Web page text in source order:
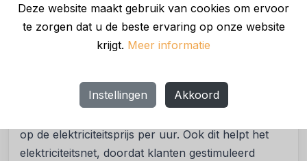
Deze website maakt gebruik van cookies om ervoor
te zorgen dat u de beste ervaring op onze website
krijgt. Meer informatie
Instellingen Akkoord
uitdagingen en de netcongestie in Noord-Holland
een unieke snellaadoplossing hebben kunnen
Via dynamische laadtarieven krijgt de klant toegang
op de elektriciteitsprijs per uur. Ook dit helpt het
elektriciteitsnet, doordat klanten gestimuleerd